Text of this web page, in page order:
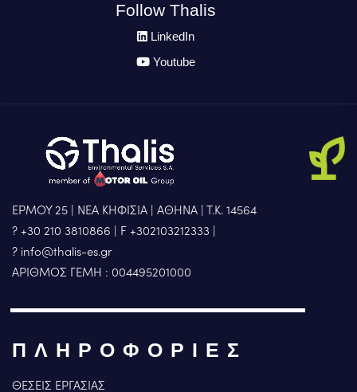
Follow Thalis
LinkedIn
Youtube
ΕΡΜΟΥ 25 | ΝΕΑ ΚΗΦΙΣΙΑ | ΑΘΗΝΑ | Τ.Κ. 14564
? +30 210 3810866 | F +302103212333 |
? info@thalis-es.gr
ΑΡΙΘΜΟΣ ΓΕΜΗ : 004495201000
ΠΛΗΡΟΦΟΡΙΕΣ
ΘΕΣΕΙΣ ΕΡΓΑΣΙΑΣ